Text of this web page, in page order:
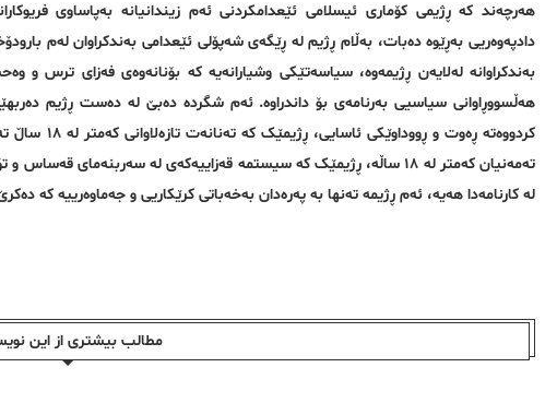
هەرچەند کە ڕژیمی کۆماری ئیسلامی ئێعدامکردنی ئەم زیندانیانە بەپاساوی
دادپەوەریی به‌ڕێوه‌ ده‌بات، بەڵام ڕژیم له ‌ڕێگه‌ی شەپۆلی ئێعدامی به‌ندكراوان لەم
به‌ندكراوانه‌ لەلایەن ڕژیمەوە، سیاسەتێکی وشیارانه‌یه‌ کە بۆنانه‌وه‌ی فه‌زای ترس
هەڵسووڕاوانی سیاسیی بەرنامەی بۆ داندراوە. ئەم شگردە دەبێ لە دەست ڕژیم
کردووه‌تە
ته‌مه‌نیان كه‌متر له‌ ١٨ ساڵه‌، ڕژیمێک کە سیستمە قەزاییەکەی لە
لە کارنامەدا هەیە، ئەم ڕژیمە تەنها بە پەرەدان بەخەباتی کرێکاریی و جەماوەرییه‌ كه‌
مطالب بیشتری از این